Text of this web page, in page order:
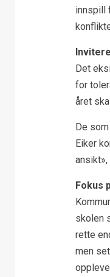
innspill
Det
for
året
De
Eiker
Fokus
skolen
rette
men